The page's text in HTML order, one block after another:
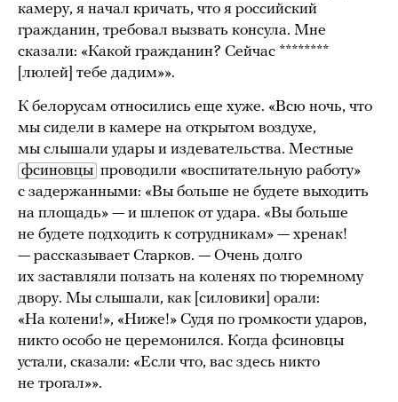
камеру, я начал кричать, что я российский
гражданин, требовал вызвать консула. Мне
сказали: «Какой гражданин? Сейчас ********
[люлей] тебе дадим»».
К белорусам относились еще хуже. «Всю ночь, что
мы сидели в камере на открытом воздухе,
мы слышали удары и издевательства. Местные
фсиновцы проводили «воспитательную работу»
с задержанными: «Вы больше не будете выходить
на площадь» — и шлепок от удара. «Вы больше
не будете подходить к сотрудникам» — хренак!
— рассказывает Старков. — Очень долго
их заставляли ползать на коленях по тюремному
двору. Мы слышали, как [силовики] орали:
«На колени!», «Ниже!» Судя по громкости ударов,
никто особо не церемонился. Когда фсиновцы
устали, сказали: «Если что, вас здесь никто
не трогал»».